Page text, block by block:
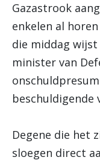
Gazastrook
enkelen al
die middag wijst
minister van
beschuldigende
Degene die het
sloegen direct